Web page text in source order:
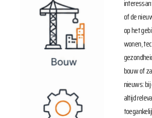
of de
op het
wonen,
bouw of
nieuws:
altijd